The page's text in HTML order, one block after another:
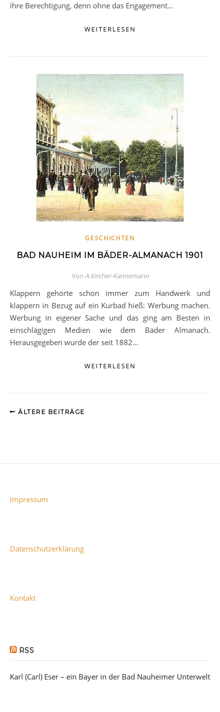
ihre Berechtigung, denn ohne das Engagement…
WEITERLESEN
GESCHICHTEN
BAD NAUHEIM IM BÄDER-ALMANACH 1901
Von A.Kircher-Kannemann
Klappern gehörte schon immer zum Handwerk und
klappern in Bezug auf ein Kurbad hieß: Werbung machen.
Werbung in eigener Sache und das ging am Besten in
einschlägigen Medien wie dem Bäder Almanach.
Herausgegeben wurde der seit 1882…
WEITERLESEN
ÄLTERE BEITRÄGE
Impressum
Datenschutzerklärung
Kontakt
RSS
Karl (Carl) Eser – ein Bayer in der Bad Nauheimer Unterwelt